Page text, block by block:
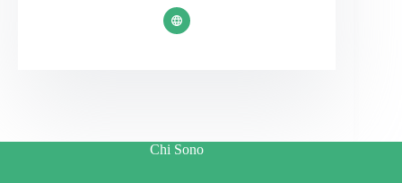
Chi Sono